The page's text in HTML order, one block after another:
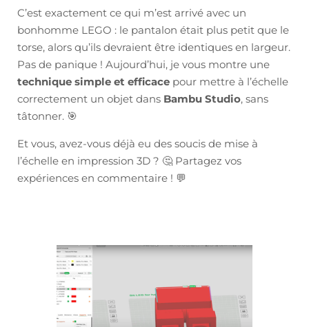
C’est exactement ce qui m’est arrivé avec un
bonhomme LEGO : le pantalon était plus petit que le
torse, alors qu’ils devraient être identiques en largeur.
Pas de panique ! Aujourd’hui, je vous montre une
technique simple et efficace pour mettre à l’échelle
correctement un objet dans Bambu Studio, sans
tâtonner. 🎯
Et vous, avez-vous déjà eu des soucis de mise à
l’échelle en impression 3D ? 🤔 Partagez vos
expériences en commentaire ! 💬